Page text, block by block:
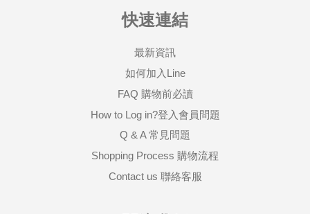
快速連結
最新資訊
如何加入Line
FAQ 購物前必讀
How to Log in?登入會員問題
Q & A 常見問題
Shopping Process 購物流程
Contact us 聯絡客服